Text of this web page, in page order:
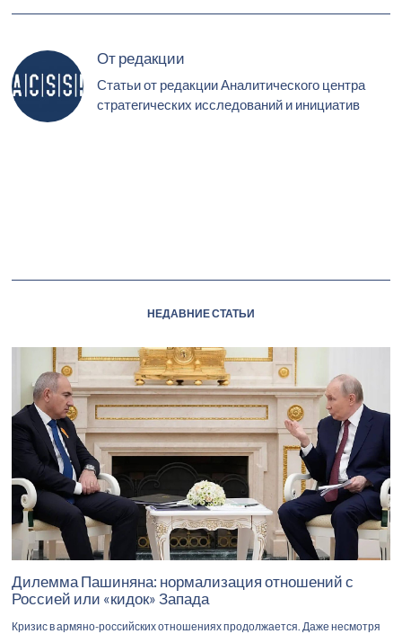
От редакции
Статьи от редакции Аналитического центра
стратегических исследований и инициатив
НЕДАВНИЕ СТАТЬИ
Дилемма Пашиняна: нормализация отношений с
Россией или «кидок» Запада
Кризис в армяно-российских отношениях продолжается. Даже несмотря